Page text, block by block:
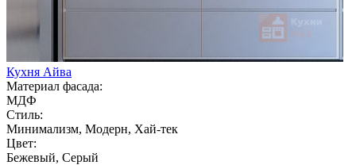
Кухня Айва
Материал фасада:
МДФ
Стиль:
Минимализм, Модерн, Хай-тек
Цвет:
Бежевый, Серый